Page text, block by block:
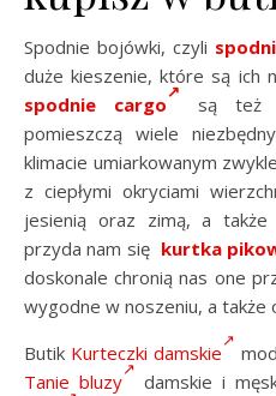
Spodnie bojówki, czyli
duże kieszenie, które są ich
spodnie cargo
są też
pomieszczą wiele
klimacie umiarkowanym
z ciepłymi okryciami
jesienią oraz zimą, a
przyda nam się kurtka
doskonale chronią nas one
wygodne w noszeniu, a także
Butik Kurteczki damskie
Tanie bluzy
damskie i